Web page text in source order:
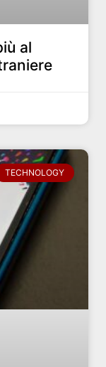
al
TECHNOLOGY